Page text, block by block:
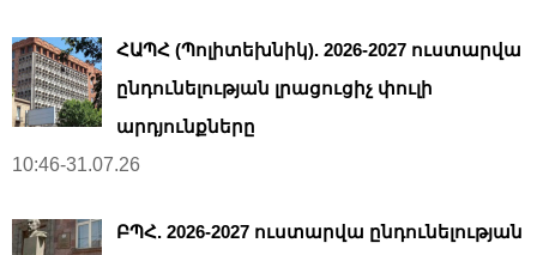
ՀԱՊՀ (Պոլիտեխնիկ). 2026-2027 ուստարվա
ընդունելության լրացուցիչ փուլի
արդյունքները
10:46-31.07.26
ԲՊՀ. 2026-2027 ուստարվա ընդունելության